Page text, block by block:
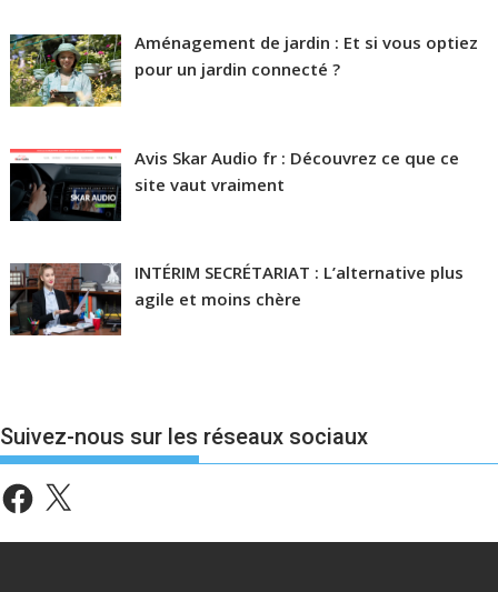
Aménagement de jardin : Et si vous optiez
pour un jardin connecté ?
Avis Skar Audio fr : Découvrez ce que ce
site vaut vraiment
INTÉRIM SECRÉTARIAT : L’alternative plus
agile et moins chère
Suivez-nous sur les réseaux sociaux
Facebook
X